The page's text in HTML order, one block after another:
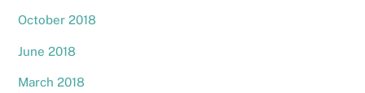
October 2018
June 2018
March 2018